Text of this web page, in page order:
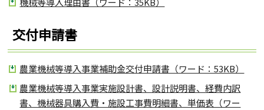
交付申請書
農業機械等導入事業補助金交付申請書（ワード：53KB）
農業機械等導入事業実施設計書、設計説明書、経費内訳
書、機械器具購入費・施設工事費明細書、単価表（ワー